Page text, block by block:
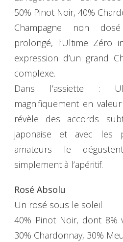
50% Pinot Noir, 40%
Champagne non
prolongé, l’Ultime Zéro
expression d’un grand
complexe.
Dans l’assiette :
magnifiquement en
révèle des accords
japonaise et avec les
amateurs le
simplement à l’apéritif.
Rosé Absolu
Un rosé sous le soleil
40% Pinot Noir, dont 8%
30% Chardonnay, 30%